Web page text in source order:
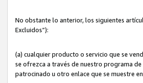
No obstante lo anterior, los siguientes
Excluidos”):
(a) cualquier producto o servicio que se
se ofrezca a través de nuestro programa de
patrocinado u otro enlace que se muestre